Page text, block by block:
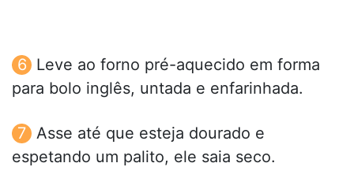
Leve ao forno pré-aquecido em forma
para bolo inglês, untada e enfarinhada.
Asse até que esteja dourado e
espetando um palito, ele saia seco.